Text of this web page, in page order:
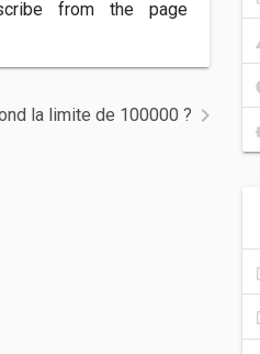
from the page
la limite de 100000 ?